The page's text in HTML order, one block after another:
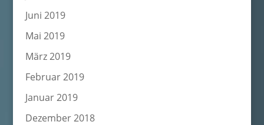
Juni 2019
Mai 2019
März 2019
Februar 2019
Januar 2019
Dezember 2018